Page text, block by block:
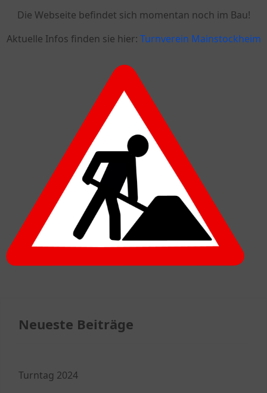
Die Webseite befindet sich momentan noch im Bau!
Aktuelle Infos finden sie hier: Turnverein Mainstockheim
Neueste Beiträge
Turntag 2024